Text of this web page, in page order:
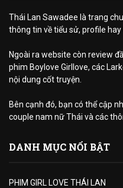
Thái Lan Sawadee là trang
thông tin về tiểu sử, profile
Ngoài ra website còn review
phim Boylove Girllove, các
nội dung cốt truyện.
Bên cạnh đó, bạn có thể cập
couple nam nữ Thái và các
DANH MỤC NỔI BẬT
PHIM GIRL LOVE THÁI LAN